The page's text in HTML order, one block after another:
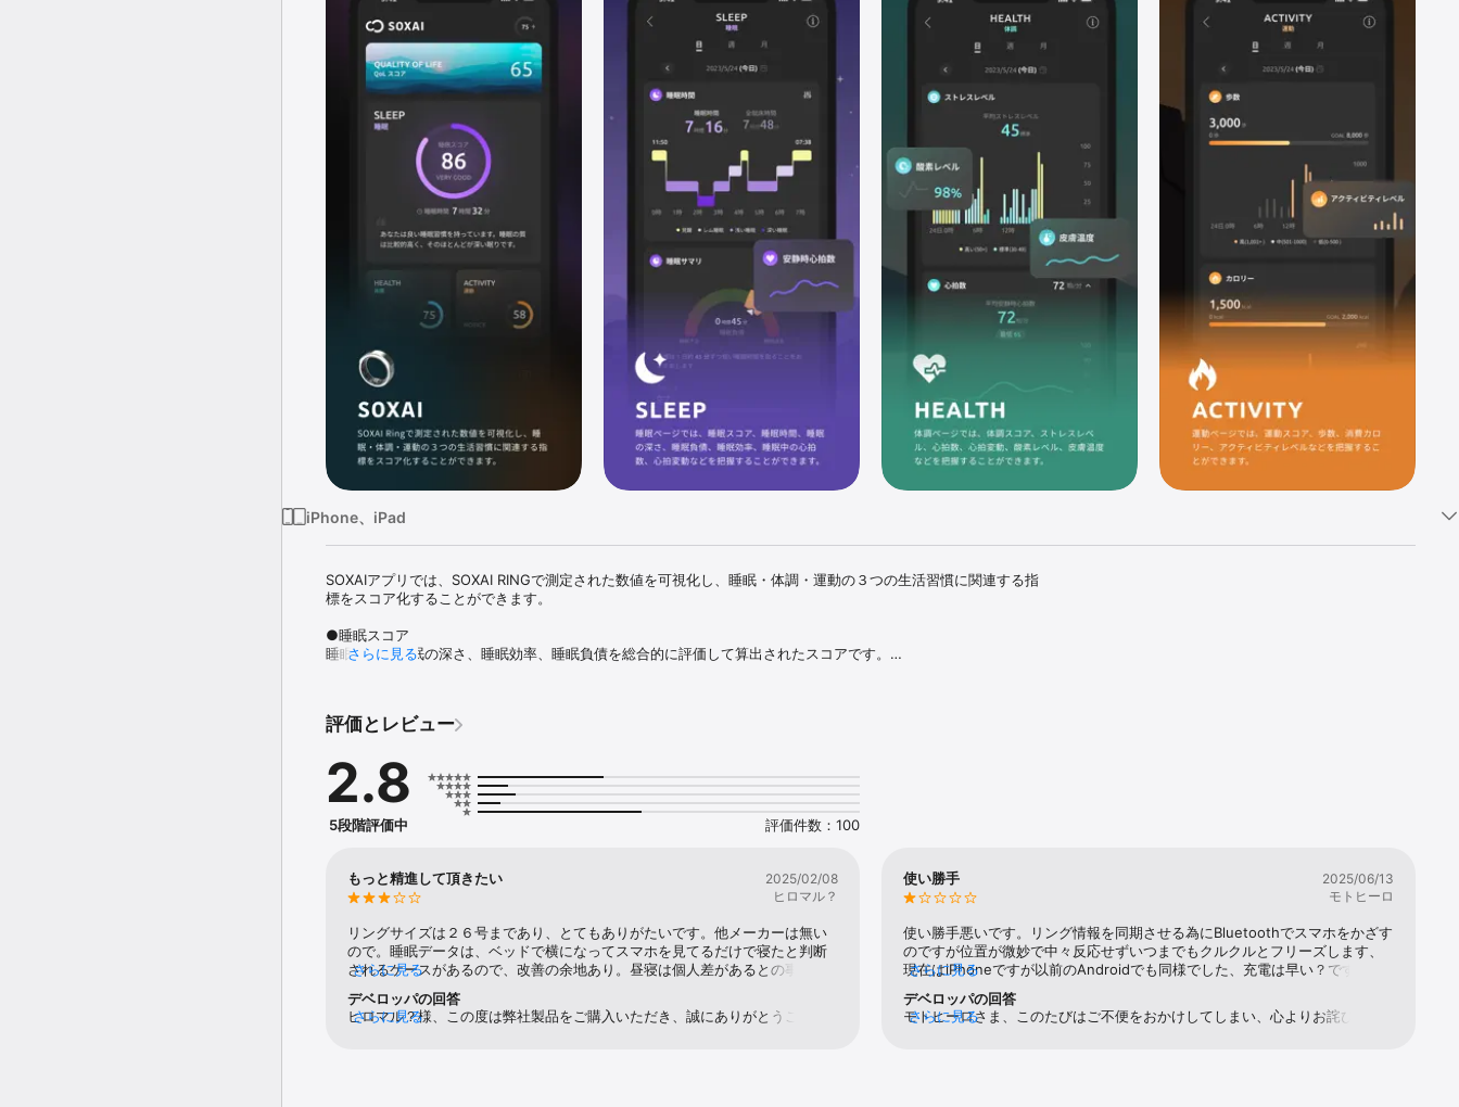
iPhone、iPad
SOXAIアプリでは、SOXAI RINGで測定された数値を可視化し、睡眠・体調・運動の３つの生活習慣に関連する指
標をスコア化することができます。
●睡眠スコア
睡眠時間、睡眠の深さ、睡眠効率、睡眠負債を総合的に評価して算出されたスコアです。
心拍変動、ストレスレベル、酸素レベル、皮膚温度などを総合的に評価して算出されたスコアです。
●運動スコア
アクティビティレベル、歩数、消費カロリーなどを総合的に評価して算出されたスコアです。
体調スコアを上げることはあなたが日々の生活を活動的に送ることにつながります。
※本アプリは一般的なウェルネス・フィットネス目的のアプリであり、医療目的で設計されたものではなく、病気
さらに見る
評価とレビュー
2.8
5段階評価中 評価件数：100
もっと精進して頂きたい
2025/02/08
ヒロマル？
リングサイズは２６号まであり、とてもありがたいです。他メーカーは無い
ので。睡眠データは、ベッドで横になってスマホを見てるだけで寝たと判断
されるケースがあるので、改善の余地あり。昼寝は個人差があるとの事だ
が、私は検知されないから、それも改善の余地あり。大企業ではなく、ベン
チャーなので、仕方ないとは思うが、サポートがメールだけで、即日対応さ
れないのも不満。文章だけの対応ではなく、御社で、動画で、このようにし
さらに見る
デベロッパの回答
ヒロマル？様、この度は弊社製品をご購入いただき、誠にありがとうござい
さらに見る
使い勝手
2025/06/13
モトヒーロ
使い勝手悪いです。リング情報を同期させる為にBluetoothでスマホをかざす
のですが位置が微妙で中々反応せずいつまでもクルクルとフリーズします、
現在はiPhoneですが以前のAndroidでも同様でした、充電は早い？ですが、
丸２日間旅行などで同期と充電しないとしれっと反応しなくなり、その間の
データは取れてません。充電は持つがデータが保存出来ないのかもしれませ
ん。バッテリー無くなったと思って充電器に挿すと60%くらいあったりしま
さらに見る
デベロッパの回答
モトヒーロさま、このたびはご不便をおかけしてしまい、心よりお詫び申し
さらに見る